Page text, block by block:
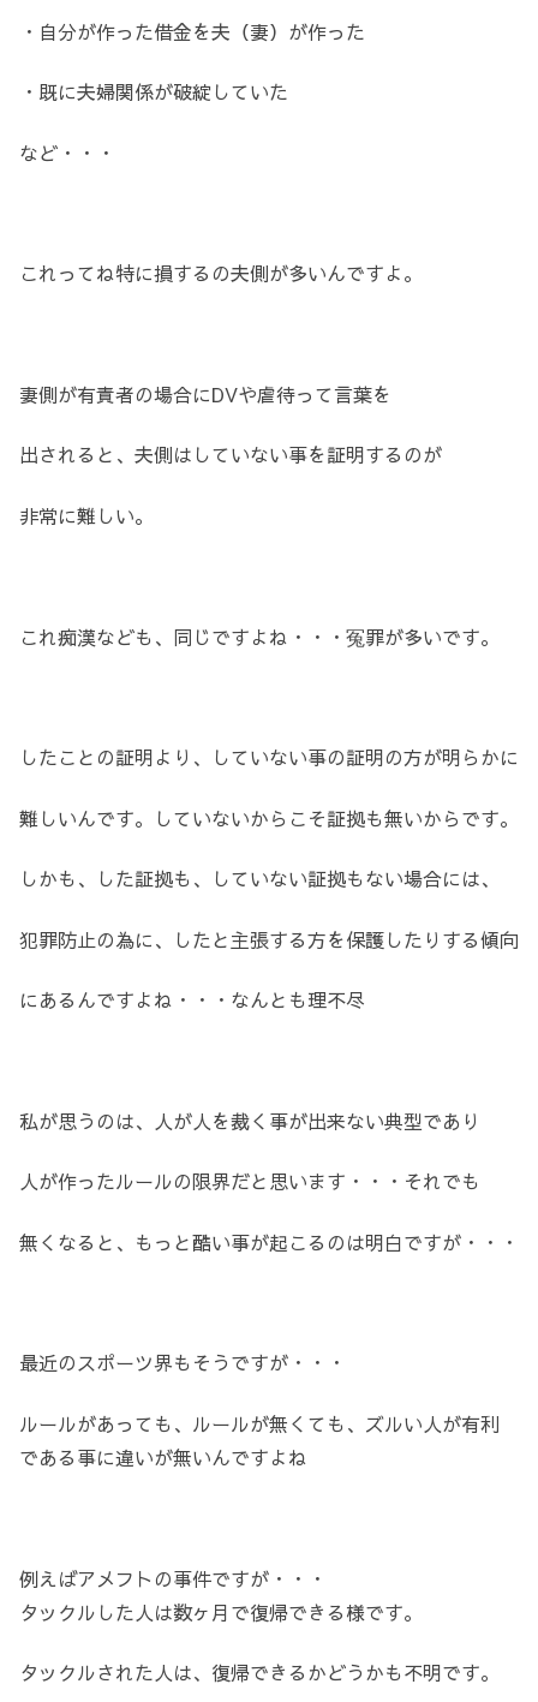
・自分が作った借金を夫（妻）が作った
・既に夫婦関係が破綻していた
など・・・
これってね特に損するの夫側が多いんですよ。
妻側が有責者の場合にDVや虐待って言葉を
出されると、夫側はしていない事を証明するのが
非常に難しい。
これ痴漢なども、同じですよね・・・冤罪が多いです。
したことの証明より、していない事の証明の方が明らかに
難しいんです。していないからこそ証拠も無いからです。
しかも、した証拠も、していない証拠もない場合には、
犯罪防止の為に、したと主張する方を保護したりする傾向
にあるんですよね・・・なんとも理不尽
私が思うのは、人が人を裁く事が出来ない典型であり
人が作ったルールの限界だと思います・・・それでも
無くなると、もっと酷い事が起こるのは明白ですが・・・
最近のスポーツ界もそうですが・・・
ルールがあっても、ルールが無くても、ズルい人が有利
である事に違いが無いんですよね
例えばアメフトの事件ですが・・・
タックルした人は数ヶ月で復帰できる様です。
タックルされた人は、復帰できるかどうかも不明です。